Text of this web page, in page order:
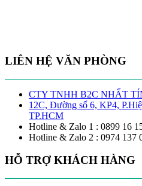
LIÊN HỆ VĂN PHÒNG
CTY TNHH B2C NHẤT
12C, Đường số 6, KP4,
TP.HCM
Hotline & Zalo 1 : 0899 16
Hotline & Zalo 2 : 0974 137
HỖ TRỢ KHÁCH HÀNG